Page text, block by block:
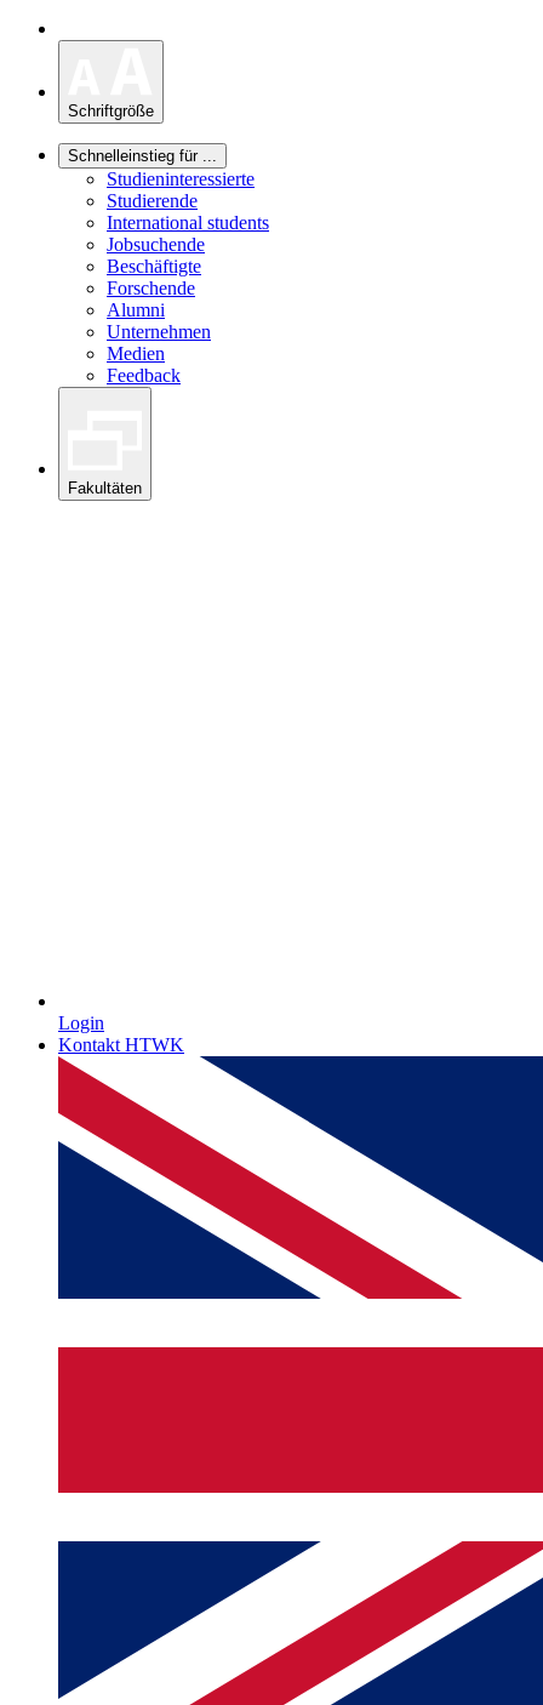
Schriftgröße
Schnelleinstieg für ...
Studieninteressierte
Studierende
International students
Jobsuchende
Beschäftigte
Forschende
Alumni
Unternehmen
Medien
Feedback
Fakultäten
Login
Kontakt HTWK